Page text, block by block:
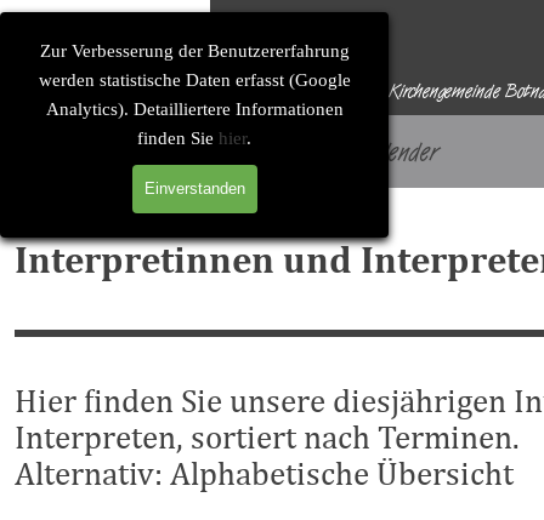
Zur Verbesserung der Benutzererfahrung
werden statistische Daten erfasst (Google
Analytics). Detailliertere Informationen
finden Sie hier.
Einverstanden
Direkt zum Seiteninhalt
Solitude-Soirée
Konzertkalender
Eine Konzertreihe der Evangelischen Kirchengemeinde
Interpretinnen und
Hier finden Sie unsere diesjährigen
Interpreten, sortiert nach Terminen.
Alternativ: Alphabetische Übersicht